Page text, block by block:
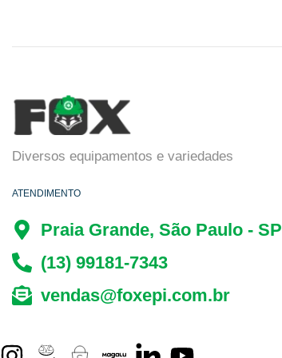
Diversos equipamentos e variedades
ATENDIMENTO
Praia Grande, São Paulo - SP
(13) 99181-7343
vendas@foxepi.com.br